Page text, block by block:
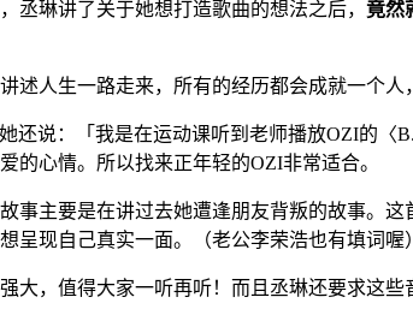
琳讲了关于她想打造歌曲的想法之后， 竟然
述人生一路走来，所有的经历都会成就一个人
还说：「我是在运动课听到老师播放OZI的〈
的心情。所以找来正年轻的OZI非常适合。
事主要是在讲过去她遭逢朋友背叛的故事。
呈现自己真实一面。（老公李荣浩也有填词喔）
，值得大家一听再听！而且丞琳还要求这些